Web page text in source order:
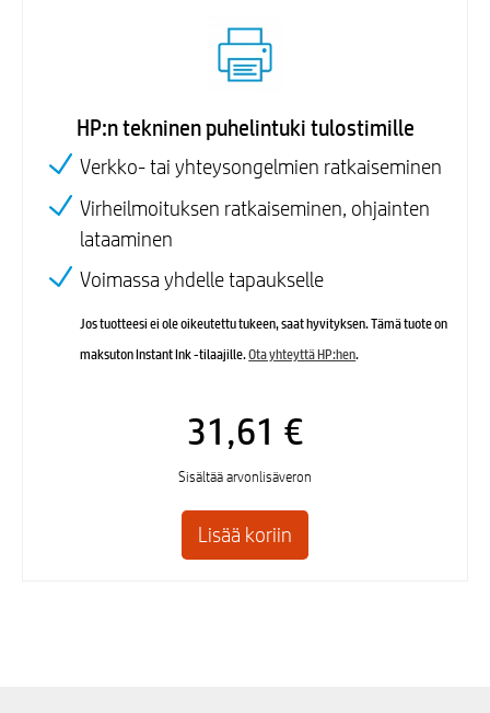
HP:n tekninen puhelintuki tulostimille
Verkko- tai yhteysongelmien ratkaiseminen
Virheilmoituksen ratkaiseminen, ohjainten
lataaminen
Voimassa yhdelle tapaukselle
Jos tuotteesi ei ole oikeutettu tukeen, saat hyvityksen. Tämä tuote on
maksuton Instant Ink -tilaajille.Ota yhteyttä HP:hen.
31,61 €
Sisältää arvonlisäveron